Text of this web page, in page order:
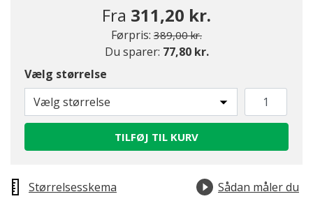
Fra 311,20 kr.
Førpris: Pris nedsat fra
389,00 kr.til
Du sparer: 77,80 kr.
Vælg størrelse
Vælg størrelse
TILFØJ TIL KURV
Størrelsesskema
Sådan måler du